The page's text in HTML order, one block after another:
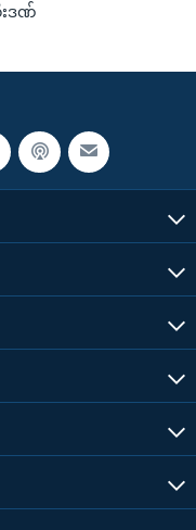
းဒဏ်